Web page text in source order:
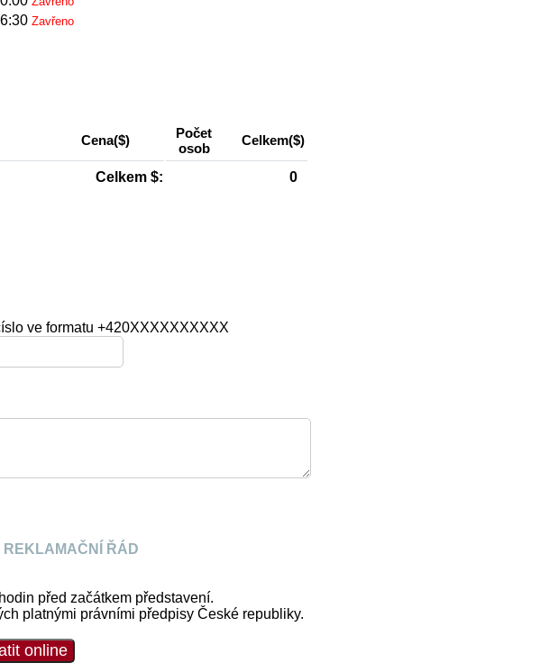
Zavřeno
Cena($)
Počet
osob
Celkem($)
Celkem $:
ve formatu +420XXXXXXXXXX
REKLAMAČNÍ ŘÁD
před začátkem představení.
platnými právními předpisy České republiky.